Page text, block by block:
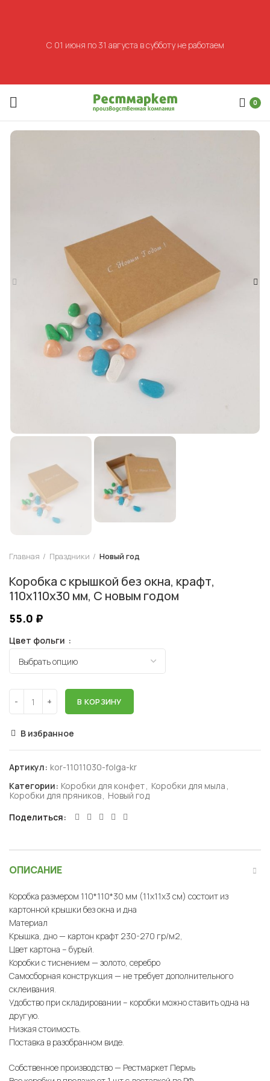
0
Главная Праздники Новый год
Коробка с крышкой без окна, крафт,
110х110х30 мм, С новым годом
55.0 ₽
Цвет фольги
В КОРЗИНУ
В избранное
Артикул: kor-11011030-folga-kr
Категории: Коробки для конфет, Коробки для мыла ,
Коробки для пряников, Новый год
Поделиться
ОПИСАНИЕ
Коробка размером 110*110*30 мм (11х11х3 см) состоит из
картонной крышки без окна и дна
Материал
Крышка, дно — картон крафт 230-270 гр/м2,
Цвет картона – бурый.
Коробки с тиснением — золото, серебро
Самосборная конструкция — не требует дополнительного
склеивания.
Удобство при складировании – коробки можно ставить одна на
другую.
Низкая стоимость.
Поставка в разобранном виде.
Собственное производство — Рестмаркет Пермь
С 01 июня по 31 августа в субботу не работаем